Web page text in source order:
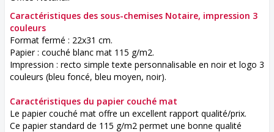
Caractéristiques des sous-chemises Notaire, impression 3
couleurs
Format fermé : 22x31 cm.
Papier : couché blanc mat 115 g/m2.
Impression : recto simple texte personnalisable en noir et logo 3
couleurs (bleu foncé, bleu moyen, noir).
Caractéristiques du papier couché mat
Le papier couché mat offre un excellent rapport qualité/prix.
Ce papier standard de 115 g/m2 permet une bonne qualité